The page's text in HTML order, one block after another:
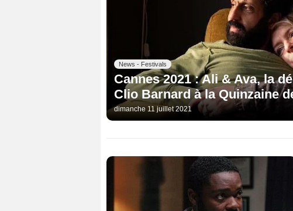
News - Festivals
Cannes 2021 : Ali & Ava, la
Clio Barnard à la Quinzaine
dimanche 11 juillet 2021